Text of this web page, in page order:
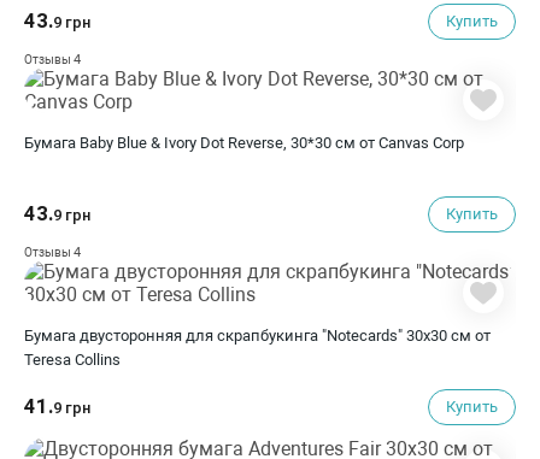
43.9 грн Купить
Отзывы 4
Бумага Baby Blue & Ivory Dot Reverse, 30*30 см от Canvas Corp
43.9 грн Купить
Отзывы 4
Бумага двусторонняя для скрапбукинга "Notecards" 30х30 см от
Teresa Collins
41.9 грн Купить